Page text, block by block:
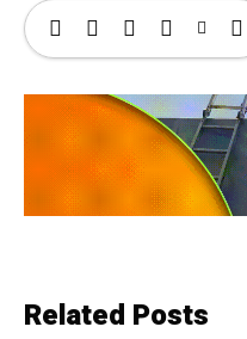
Related Posts